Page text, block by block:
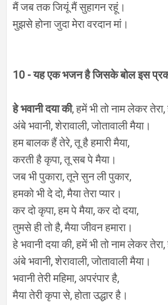
मैं जब तक जियूं मैं सुहागन रहूं।
मुझसे होना जुदा मेरा वरदान मां।
10 - यह एक भजन है जिसके बोल इस
हे भवानी दया की, हमें भी तो नाम लेकर
अंबे भवानी, शेरावाली, जोतावाली मैया।
हम बालक हैं तेरे, तू है हमारी मैया,
करती है कृपा, तू सब पे मैया।
जब भी पुकारा, तूने सुन ली पुकार,
हमको भी दे दो, मैया तेरा प्यार।
कर दो कृपा, हम पे मैया, कर दो दया,
तुमसे ही तो है, मैया जीवन हमारा।
हे भवानी दया की, हमें भी तो नाम लेकर
अंबे भवानी, शेरावाली, जोतावाली मैया।
भवानी तेरी महिमा, अपरंपार है,
मैया तेरी कृपा से, होता उद्धार है।